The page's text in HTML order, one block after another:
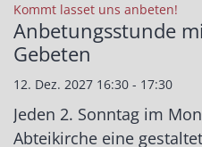
Kommt lasset uns anbeten!
Anbetungsstunde
Gebeten
12. Dez. 2027 16:30 - 17:30
Jeden 2. Sonntag im
Abteikirche eine